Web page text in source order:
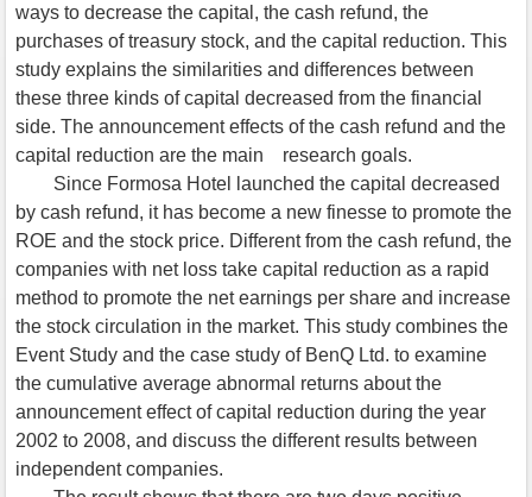
ways to decrease the capital, the cash refund, the
purchases of treasury stock, and the capital reduction. This
study explains the similarities and differences between
these three kinds of capital decreased from the financial
side. The announcement effects of the cash refund and the
capital reduction are the main research goals.
Since Formosa Hotel launched the capital decreased
by cash refund, it has become a new finesse to promote the
ROE and the stock price. Different from the cash refund, the
companies with net loss take capital reduction as a rapid
method to promote the net earnings per share and increase
the stock circulation in the market. This study combines the
Event Study and the case study of BenQ Ltd. to examine
the cumulative average abnormal returns about the
announcement effect of capital reduction during the year
2002 to 2008, and discuss the different results between
independent companies.